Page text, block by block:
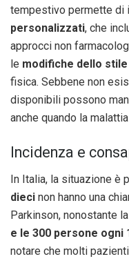
tempestivo permette di
personalizzati, che
approcci non
le modifiche dello
fisica. Sebbene non
disponibili possono
anche quando la
Incidenza e
In Italia, la situazione è
dieci non hanno una
Parkinson, nonostante
e le 300 persone ogni
notare che molti